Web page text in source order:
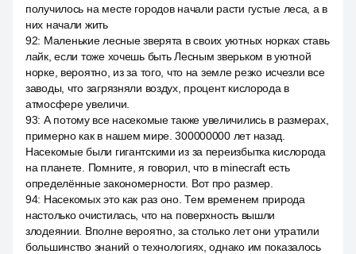
получилось на месте городов начали расти густые леса, а в
них начали жить
92: Маленькие лесные зверята в своих уютных норках ставь
лайк, если тоже хочешь быть Лесным зверьком в уютной
норке, вероятно, из за того, что на земле резко исчезли все
заводы, что загрязняли воздух, процент кислорода в
атмосфере увеличи.
93: А потому все насекомые также увеличились в размерах,
примерно как в нашем мире. 300000000 лет назад.
Насекомые были гигантскими из за переизбытка кислорода
на планете. Помните, я говорил, что в minecraft есть
определённые закономерности. Вот про размер.
94: Насекомых это как раз оно. Тем временем природа
настолько очистилась, что на поверхность вышли
злодеянии. Вполне вероятно, за столько лет они утратили
большинство знаний о технологиях, однако им показалось